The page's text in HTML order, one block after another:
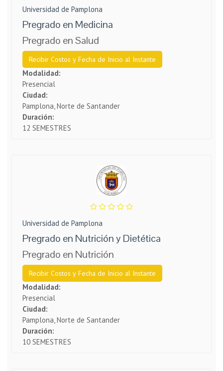
Universidad de Pamplona
Pregrado en Medicina
Pregrado en Salud
Recibir Costos y Fecha de Inicio al Instante
Modalidad:
Presencial
Ciudad:
Pamplona, Norte de Santander
Duración:
12 SEMESTRES
Universidad de Pamplona
Pregrado en Nutrición y Dietética
Pregrado en Nutrición
Recibir Costos y Fecha de Inicio al Instante
Modalidad:
Presencial
Ciudad:
Pamplona, Norte de Santander
Duración:
10 SEMESTRES